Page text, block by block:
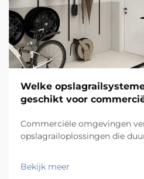
Welke
geschikt voor
Commerciële omgevingen
opslagrailoplossingen die
brengen, terwijl ze
specifieke operationele eisen.
Bekijk meer